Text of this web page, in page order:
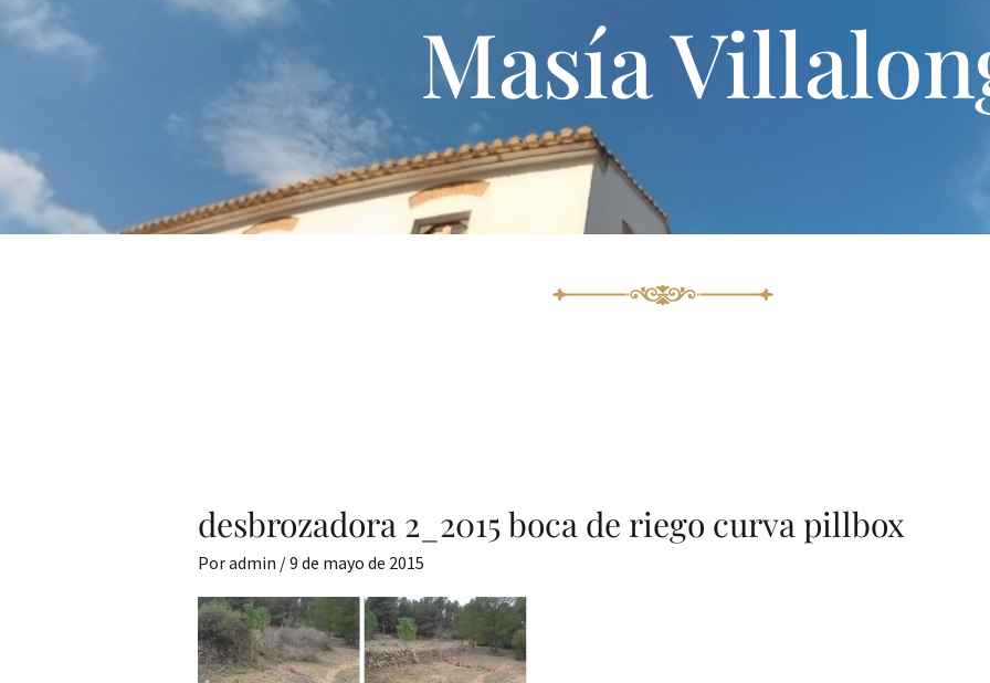
Masía
desbrozadora 2_2015 boca de riego curva pillbox
Poradmin /9 de mayo de 2015